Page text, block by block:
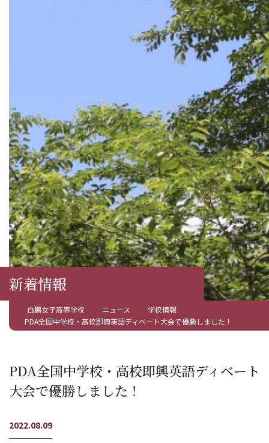
新着情報
白鵬女子高等学校 ニュース
学校情報
PDA全国中学校・高校即興英語ディベート大会で優勝しました！
PDA全国中学校・高校即興英語ディベート
大会で優勝しました！
2022.08.09